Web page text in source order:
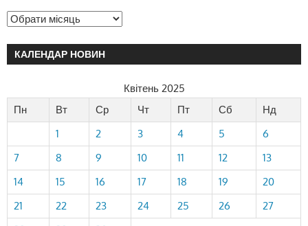
КАЛЕНДАР НОВИН
Квітень 2025
Пн
Вт Ср Чт Пт Сб
Нд
1
2 3 4 5
6
7
8 9 10 11 12
13
14
15 16 17 18 19
20
21
22 23 24 25 26
27